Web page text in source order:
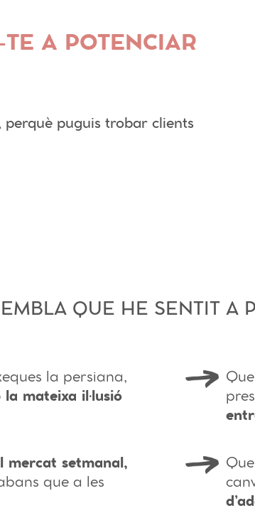
A POTENCIAR
puguis trobar clients
QUE HE SENTIT A
la persiana,
la mateixa il·lusió
mercat setmanal,
que a les